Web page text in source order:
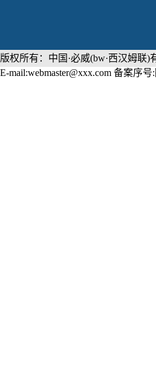
版权所有：中国·必威(bw·西汉姆
E-mail:webmaster@xxx.com 备案序